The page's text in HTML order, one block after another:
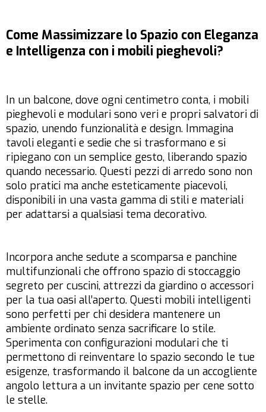
Come Massimizzare lo Spazio con Eleganza
e Intelligenza con i mobili pieghevoli?
In un balcone, dove ogni centimetro conta, i mobili
pieghevoli e modulari sono veri e propri salvatori di
spazio, unendo funzionalità e design. Immagina
tavoli eleganti e sedie che si trasformano e si
ripiegano con un semplice gesto, liberando spazio
quando necessario. Questi pezzi di arredo sono non
solo pratici ma anche esteticamente piacevoli,
disponibili in una vasta gamma di stili e materiali
per adattarsi a qualsiasi tema decorativo.
Incorpora anche sedute a scomparsa e panchine
multifunzionali che offrono spazio di stoccaggio
segreto per cuscini, attrezzi da giardino o accessori
per la tua oasi all’aperto. Questi mobili intelligenti
sono perfetti per chi desidera mantenere un
ambiente ordinato senza sacrificare lo stile.
Sperimenta con configurazioni modulari che ti
permettono di reinventare lo spazio secondo le tue
esigenze, trasformando il balcone da un accogliente
angolo lettura a un invitante spazio per cene sotto
le stelle.